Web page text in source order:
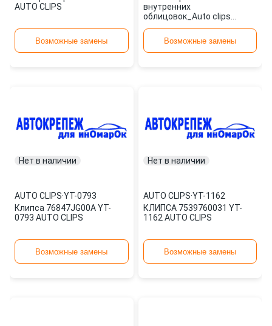
AUTO CLIPS
Возможные замены
внутренних
облицовок_Auto clips
Возможные замены
Нет в наличии
AUTO CLIPS·YT-0793
Клипса 76847JG00A YT-
0793 AUTO CLIPS
Возможные замены
Нет в наличии
AUTO CLIPS·YT-1162
КЛИПСА 7539760031 YT-
1162 AUTO CLIPS
Возможные замены